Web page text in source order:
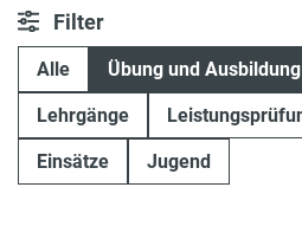
Filter
Alle Übung und Ausbildung
Lehrgänge
Einsätze Jugend